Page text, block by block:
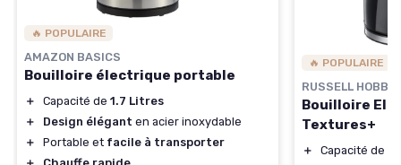
🔥 POPULAIRE
AMAZON BASICS
Bouilloire électrique portable
＋ Capacité de 1.7 Litres
＋
Design élégant en acier inoxydable
＋
Portable et facile à transporter
🔥 POPULAIRE
RUSSELL HOBBS
Bouilloire
Textures+
＋
Capacité de